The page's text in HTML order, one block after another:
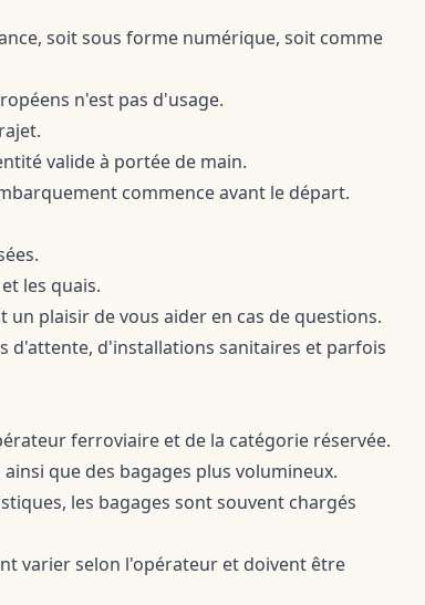
soit sous forme numérique, soit comme
n'est pas d'usage.
valide à portée de main.
commence avant le départ.
les quais.
plaisir de vous aider en cas de questions.
d'attente, d'installations sanitaires et parfois
ferroviaire et de la catégorie réservée.
que des bagages plus volumineux.
les bagages sont souvent chargés
varier selon l'opérateur et doivent être